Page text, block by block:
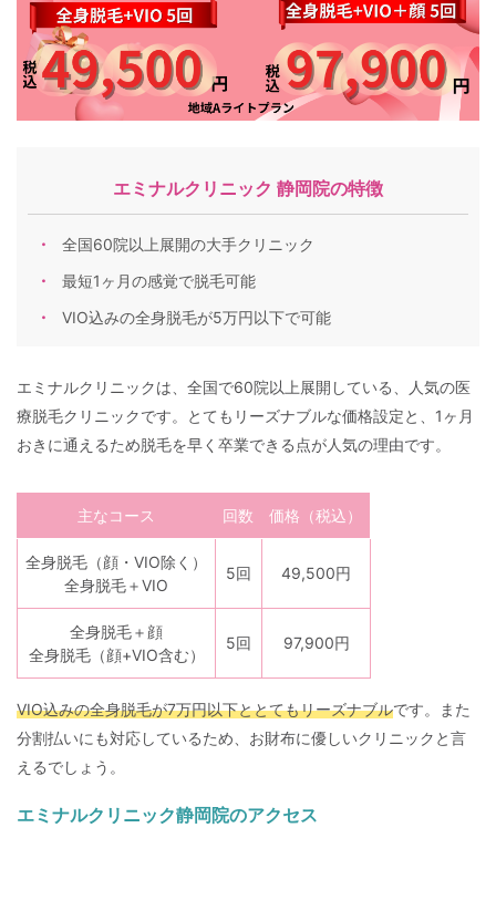
エミナルクリニック 静岡院の特徴
全国60院以上展開の大手クリニック
最短1ヶ月の感覚で脱毛可能
VIO込みの全身脱毛が5万円以下で可能
エミナルクリニックは、全国で60院以上展開している、人気の医
療脱毛クリニックです。とてもリーズナブルな価格設定と、1ヶ月
おきに通えるため脱毛を早く卒業できる点が人気の理由です。
主なコース 回数 価格（税込）
全身脱毛（顔・VIO除く）
全身脱毛＋VIO
5回 49,500円
全身脱毛＋顔
全身脱毛（顔+VIO含む）
5回 97,900円
VIO込みの全身脱毛が7万円以下ととてもリーズナブルです。また
分割払いにも対応しているため、お財布に優しいクリニックと言
えるでしょう。
エミナルクリニック静岡院のアクセス